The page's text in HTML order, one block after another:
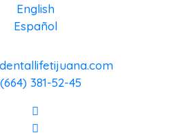
English
Español
(664) 381-52-45